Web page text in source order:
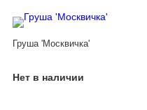
Груша 'Москвичка'
Нет в наличии